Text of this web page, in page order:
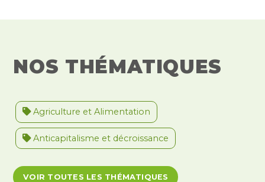
NOS THÉMATIQUES
Agriculture et Alimentation
Anticapitalisme et décroissance
Antiracisme et décolonisation
VOIR TOUTES LES THÉMATIQUES